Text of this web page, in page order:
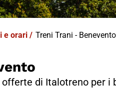
e orari / Treni Trani -
di Italotreno per i